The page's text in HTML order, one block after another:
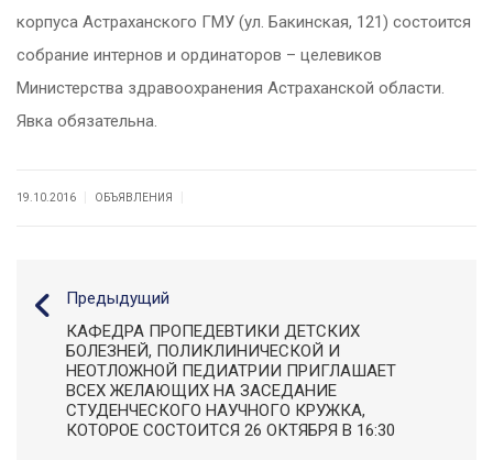
корпуса Астраханского ГМУ (ул. Бакинская, 121) состоится
собрание интернов и ординаторов – целевиков
Министерства здравоохранения Астраханской области.
Явка обязательна.
19.10.2016 ОБЪЯВЛЕНИЯ
Предыдущий
КАФЕДРА ПРОПЕДЕВТИКИ ДЕТСКИХ
БОЛЕЗНЕЙ, ПОЛИКЛИНИЧЕСКОЙ И
НЕОТЛОЖНОЙ ПЕДИАТРИИ ПРИГЛАШАЕТ
ВСЕХ ЖЕЛАЮЩИХ НА ЗАСЕДАНИЕ
СТУДЕНЧЕСКОГО НАУЧНОГО КРУЖКА,
КОТОРОЕ СОСТОИТСЯ 26 ОКТЯБРЯ В 16:30